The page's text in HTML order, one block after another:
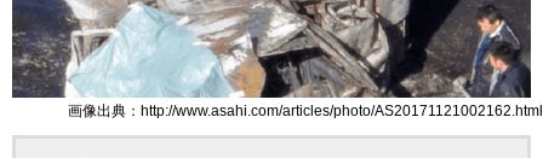
画像出典：http://www.asahi.com/articles/photo/AS20171121002162.html